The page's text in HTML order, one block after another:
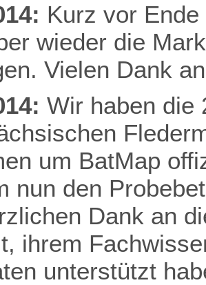
Kurz vor
wieder die
Vielen Dank
Wir haben die
um BatMap
nun den
Dank an
ihrem
unterstützt